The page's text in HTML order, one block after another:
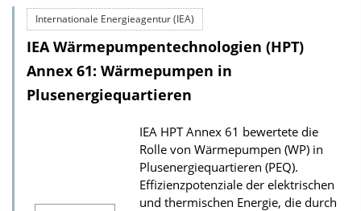
Internationale Energieagentur (IEA)
IEA Wärmepumpentechnologien (HPT)
Annex 61: Wärmepumpen in
Plusenergiequartieren
IEA HPT Annex 61 bewertete die
Rolle von Wärmepumpen (WP) in
Plusenergiequartieren (PEQ).
Effizienzpotenziale der elektrischen
und thermischen Energie, die durch